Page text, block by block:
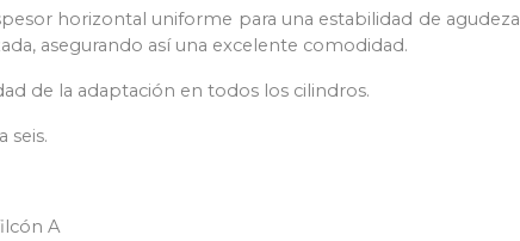
horizontal uniforme para una estabilidad de agudeza
asegurando así una excelente comodidad.
de la adaptación en todos los cilindros.
seis.
A